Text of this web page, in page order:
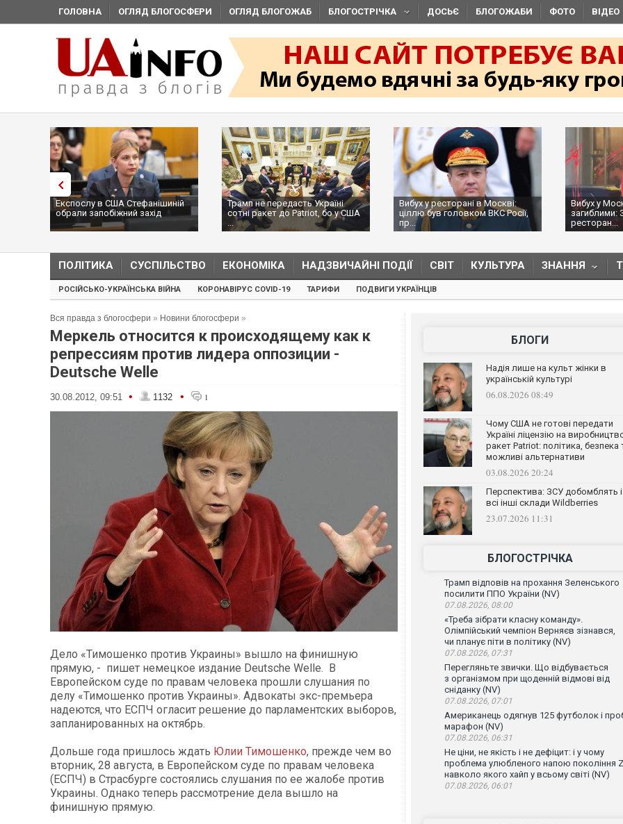
ГОЛОВНА ОГЛЯД БЛОГОСФЕРИ ОГЛЯД БЛОГОЖАБ БЛОГОСТРІЧКА ДОСЬЄ БЛОГОЖАБИ ФОТО ВІДЕО
Експослу в США Стефанішиній
обрали запобіжний захід
Трамп не передасть Україні
сотні ракет до Patriot, бо у США
...
Вибух у ресторані в Москві:
ціллю був головком ВКС Росії,
пр...
Вибух у
загиблими:
ресторан...
ПОЛІТИКА СУСПІЛЬСТВО ЕКОНОМІКА НАДЗВИЧАЙНІ ПОДІЇ СВІТ КУЛЬТУРА ЗНАННЯ
РОСІЙСЬКО-УКРАЇНСЬКА ВІЙНА КОРОНАВІРУС COVID-19 ТАРИФИ ПОДВИГИ УКРАЇНЦІВ
Вся правда з блогосфери » Новини блогосфери »
Меркель относится к происходящему как к
репрессиям против лидера оппозиции -
Deutsche Welle
30.08.2012, 09:51 • 1132 • 1
Дело «Тимошенко против Украины» вышло на финишную
прямую, - пишет немецкое издание Deutsche Welle. В
Европейском суде по правам человека прошли слушания по
делу «Тимошенко против Украины». Адвокаты экс-премьера
надеются, что ЕСПЧ огласит решение до парламентских выборов,
запланированных на октябрь.
Дольше года пришлось ждать Юлии Тимошенко, прежде чем во
вторник, 28 августа, в Европейском суде по правам человека
(ЕСПЧ) в Страсбурге состоялись слушания по ее жалобе против
Украины. Однако теперь рассмотрение дела вышло на
финишную прямую.
БЛОГИ
Надія лише на культ жінки в
українській культурі
06.08.2026 08:49
Чому США не готові передати
Україні ліцензію на
ракет Patriot: політика, безпека
можливі альтернативи
03.08.2026 20:24
Перспектива: ЗСУ добомблять і
всі інші склади Wildberries
23.07.2026 11:31
БЛОГОСТРІЧКА
Трамп відповів на прохання Зеленського
посилити ППО України (NV)
07.08.2026, 08:00
«Треба зібрати класну команду».
Олімпійський чемпіон Верняєв зізнався,
чи планує піти в політику (NV)
07.08.2026, 07:31
Перегляньте звички. Що відбувається
з організмом при щоденній відмові від
сніданку (NV)
07.08.2026, 07:01
Американець одягнув 125 футболок і
марафон (NV)
07.08.2026, 06:31
Не ціни, не якість і не дефіцит: і у чому
проблема улюбленого напою покоління
навколо якого хайп у всьому світі (NV)
07.08.2026, 06:01